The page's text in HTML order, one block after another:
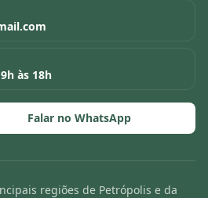
às 18h
Falar no WhatsApp
regiões de Petrópolis e da